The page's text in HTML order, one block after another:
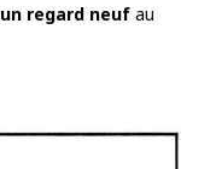
un regard neuf au